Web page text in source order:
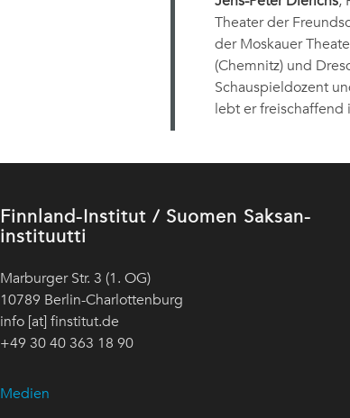
Theater der
der Moskauer
(Chemnitz) und
Schauspieldozent
lebt er freischaffend
Finnland-Institut / Suomen Saksan-
instituutti
Marburger Str. 3 (1. OG)
10789 Berlin-Charlottenburg
info [at] finstitut.de
+49 30 40 363 18 90
Medien